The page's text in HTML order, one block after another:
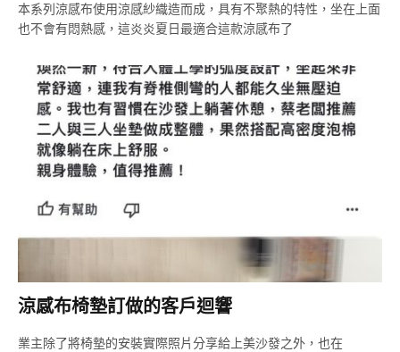
本系列涼感布使用涼感紗織造而成，具有不聚熱的特性，坐在上面
也不會有悶熱感，這炎炎夏日最適合這款涼感布了
涼感布椅墊訂做的客戶迴響
業主除了將椅墊的安裝實際照片分享給上美沙發之外，也在